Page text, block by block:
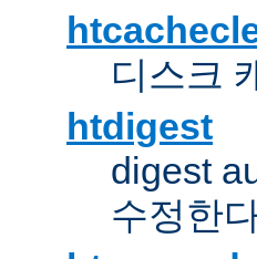
디스크
htdigest
digest
수정한